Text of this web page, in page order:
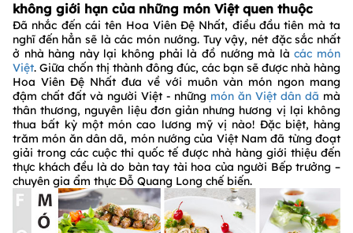
không giới hạn của những món Việt quen thuộc
Đã nhắc đến cái tên Hoa Viên Đệ Nhất, điều đầu tiên mà ta
nghĩ đến hẳn sẽ là các món nướng. Tuy vậy, nét đặc sắc nhất
ở nhà hàng này lại không phải là đồ nướng mà làcác món
Việt. Giữa chốn thị thành đông đúc, các bạn sẽ được nhà hàng
Hoa Viên Đệ Nhất đưa về với muôn vàn món ngon mang
đậm chất đất và người Việt - những món ăn Việt dân dã mà
thân thương, nguyên liệu đơn giản nhưng hương vị lại không
thua bất kỳ một món cao lương mỹ vị nào! Đặc biệt, hàng
trăm món ăn dân dã, món nướng của Việt Nam đã từng đoạt
giải trong các cuộc thi quốc tế được nhà hàng giới thiệu đến
thực khách đều là do bàn tay tài hoa của người Bếp trưởng –
chuyên gia ẩm thực Đỗ Quang Long chế biến.